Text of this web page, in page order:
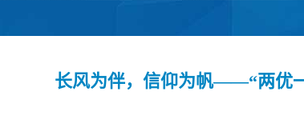
长风为伴，信仰为帆——“两优